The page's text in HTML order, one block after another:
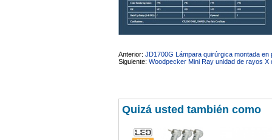
Anterior: JD1700G Lámpara quirúrgica montada
Siguiente: Woodpecker Mini Ray unidad de rayos X
Quizá usted también como